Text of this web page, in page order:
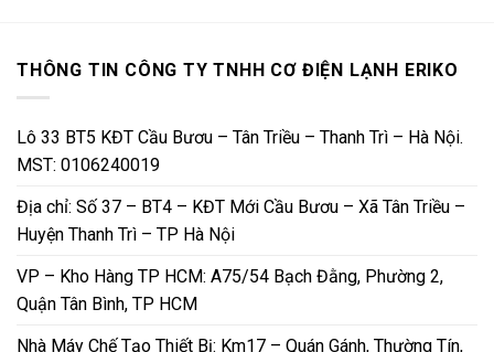
THÔNG TIN CÔNG TY TNHH CƠ ĐIỆN LẠNH ERIKO
Lô 33 BT5 KĐT Cầu Bươu – Tân Triều – Thanh Trì – Hà Nội.
MST: 0106240019
Địa chỉ: Số 37 – BT4 – KĐT Mới Cầu Bươu – Xã Tân Triều –
Huyện Thanh Trì – TP Hà Nội
VP – Kho Hàng TP HCM: A75/54 Bạch Đằng, Phường 2,
Quận Tân Bình, TP HCM
Nhà Máy Chế Tạo Thiết Bị: Km17 – Quán Gánh, Thường Tín,